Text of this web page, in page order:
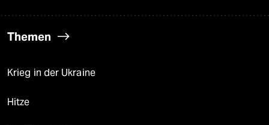
Themen
Krieg in der Ukraine
Hitze